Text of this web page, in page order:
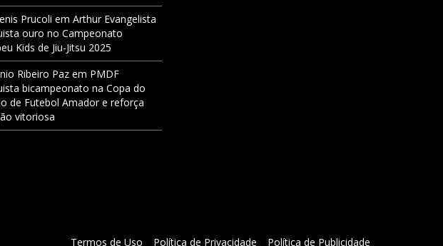
Prucoli em Arthur Evangelista
ouro no Campeonato
Kids de Jiu-Jitsu 2025
Ribeiro Paz em PMDF
bicampeonato na Copa do
de Futebol Amador e reforça
vitoriosa
Termos de Uso Política de Privacidade Política de Publicidade